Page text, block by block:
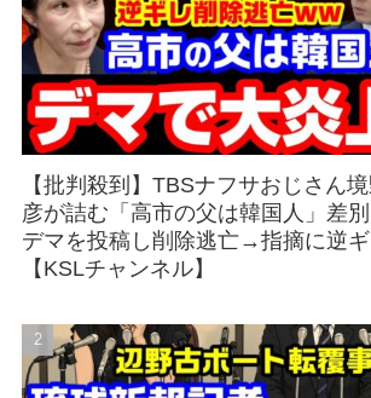
【批判殺到】TBSナフサおじさん
彦が詰む「高市の父は韓国人」差
デマを投稿し削除逃亡→指摘に逆
【KSLチャンネル】